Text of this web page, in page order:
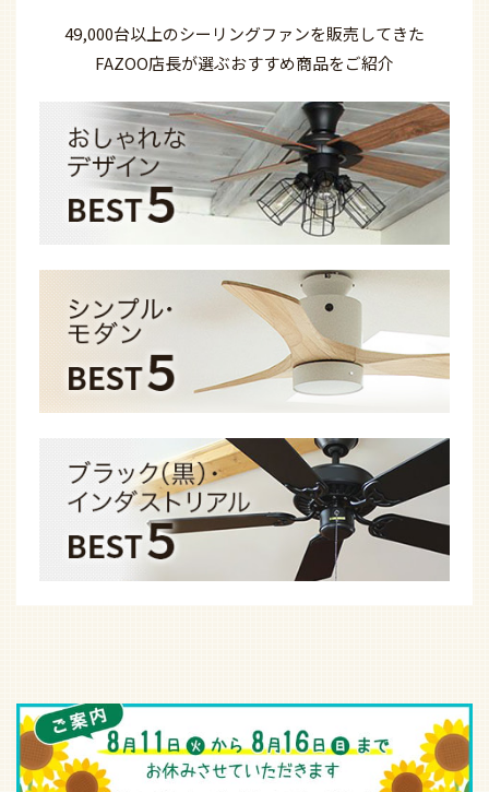
49,000台以上のシーリングファンを販売してきた
FAZOO店長が選ぶおすすめ商品をご紹介